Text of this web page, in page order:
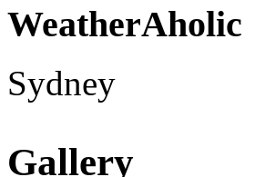
WeatherAholic
Sydney
Gallery